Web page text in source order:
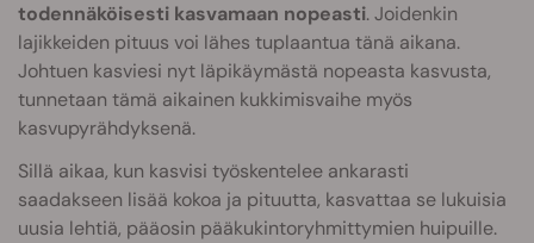
todennäköisesti kasvamaan nopeasti. Joidenkin
lajikkeiden pituus voi lähes tuplaantua tänä aikana.
Johtuen kasviesi nyt läpikäymästä nopeasta kasvusta,
tunnetaan tämä aikainen kukkimisvaihe myös
kasvupyrähdyksenä.
Sillä aikaa, kun kasvisi työskentelee ankarasti
saadakseen lisää kokoa ja pituutta, kasvattaa se lukuisia
uusia lehtiä, pääosin pääkukintoryhmittymien huipuille.